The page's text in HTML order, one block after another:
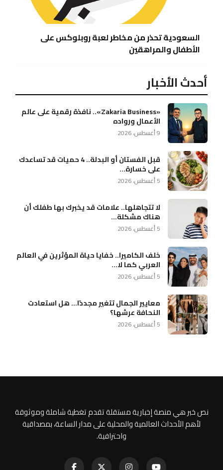
السعودية تحذر من مخاطر لعبة روبلوكس على
الأطفال والمراهقين
أحدث الأخبار
«Zakaria Business».. نافذة رقمية على عالم
الأعمال ورواده
9 أغسطس، 2026
قبل الفستان أو البدلة.. 4 حميات قد تساعدك
على خسارة...
5 أغسطس، 2026
لا تتجاهلها.. علامات قد يخبرك بها طفلك أن
هناك مشكلة...
5 أغسطس، 2026
خلف الكاميرا.. خفايا حياة المؤثرين في العالم
العربي كما لا...
5 أغسطس، 2026
معايير الجمال تتغير مجددًا… هل استعادت
النحافة عرشها؟
5 أغسطس، 2026
نص خبر هي منصة إخبارية مستقلة تقدم تغطية شاملة وموثوقة
لأهم الأحداث العالمية والمحلية على مدار الساعة، بمصداقية
واحترافية.